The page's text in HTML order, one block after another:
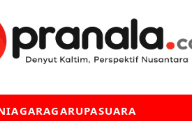
RAGARUPASUARA